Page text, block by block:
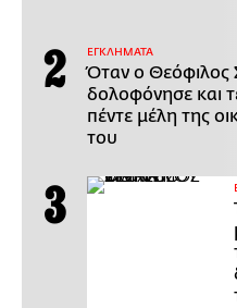
ΕΓΚΛΗΜΑΤΑ
Όταν ο Θεόφιλος
δολοφόνησε και
πέντε μέλη της
του